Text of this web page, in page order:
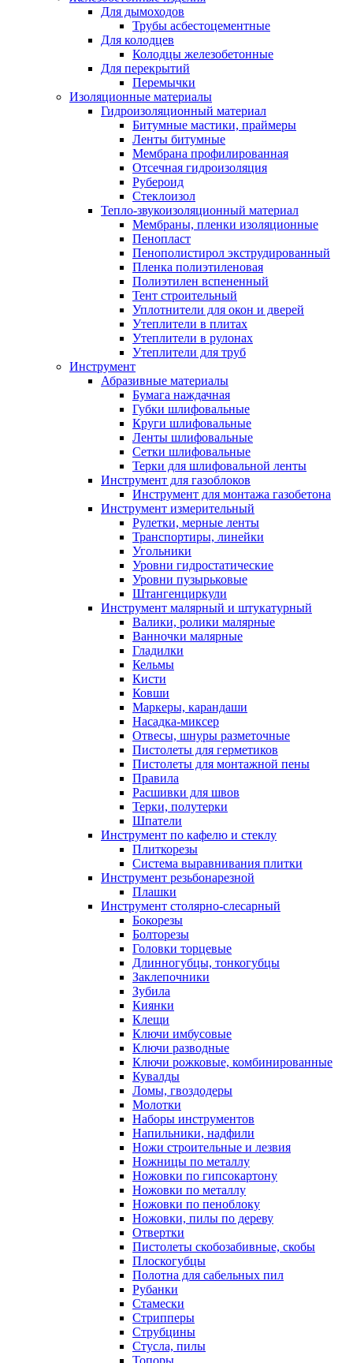
Для дымоходов
Трубы асбестоцементные
Для колодцев
Колодцы железобетонные
Для перекрытий
Перемычки
Изоляционные материалы
Гидроизоляционный материал
Битумные мастики, праймеры
Ленты битумные
Мембрана профилированная
Отсечная гидроизоляция
Рубероид
Стеклоизол
Тепло-звукоизоляционный материал
Мембраны, пленки изоляционные
Пенопласт
Пенополистирол экструдированный
Пленка полиэтиленовая
Полиэтилен вспененный
Тент строительный
Уплотнители для окон и дверей
Утеплители в плитах
Утеплители в рулонах
Утеплители для труб
Инструмент
Абразивные материалы
Бумага наждачная
Губки шлифовальные
Круги шлифовальные
Ленты шлифовальные
Сетки шлифовальные
Терки для шлифовальной ленты
Инструмент для газоблоков
Инструмент для монтажа газобетона
Инструмент измерительный
Рулетки, мерные ленты
Транспортиры, линейки
Угольники
Уровни гидростатические
Уровни пузырьковые
Штангенциркули
Инструмент малярный и штукатурный
Валики, ролики малярные
Ванночки малярные
Гладилки
Кельмы
Кисти
Ковши
Маркеры, карандаши
Насадка-миксер
Отвесы, шнуры разметочные
Пистолеты для герметиков
Пистолеты для монтажной пены
Правила
Расшивки для швов
Терки, полутерки
Шпатели
Инструмент по кафелю и стеклу
Плиткорезы
Система выравнивания плитки
Инструмент резьбонарезной
Плашки
Инструмент столярно-слесарный
Бокорезы
Болторезы
Головки торцевые
Длинногубцы, тонкогубцы
Заклепочники
Зубила
Киянки
Клещи
Ключи имбусовые
Ключи разводные
Ключи рожковые, комбинированные
Кувалды
Ломы, гвоздодеры
Молотки
Наборы инструментов
Напильники, надфили
Ножи строительные и лезвия
Ножницы по металлу
Ножовки по гипсокартону
Ножовки по металлу
Ножовки по пеноблоку
Ножовки, пилы по дереву
Отвертки
Пистолеты скобозабивные, скобы
Плоскогубцы
Полотна для сабельных пил
Рубанки
Стамески
Стрипперы
Струбцины
Стусла, пилы
Топоры